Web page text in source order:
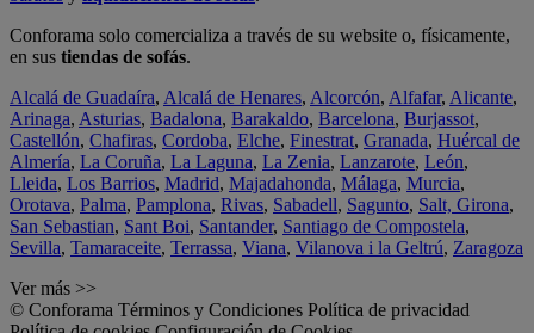
Conforama solo comercializa a través de su website o, físicamente,
en sus tiendas de sofás.
Alcalá de Guadaíra, Alcalá de Henares, Alcorcón, Alfafar, Alicante,
Arinaga, Asturias, Badalona, Barakaldo, Barcelona, Burjassot,
Castellón, Chafiras, Cordoba, Elche, Finestrat, Granada, Huércal de
Almería, La Coruña, La Laguna, La Zenia, Lanzarote, León,
Lleida, Los Barrios, Madrid, Majadahonda, Málaga, Murcia,
Orotava, Palma, Pamplona, Rivas, Sabadell, Sagunto, Salt, Girona,
San Sebastian, Sant Boi, Santander, Santiago de Compostela,
Sevilla, Tamaraceite, Terrassa, Viana, Vilanova i la Geltrú, Zaragoza
Ver más >>
© Conforama Términos y Condiciones Política de privacidad